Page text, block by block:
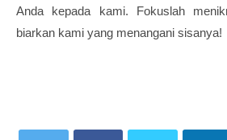
Anda kepada kami. Fokuslah
biarkan kami yang menangani sisanya!